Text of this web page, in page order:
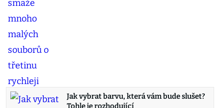
Jak vybrat barvu, která vám bude slušet?
Tohle je rozhodující